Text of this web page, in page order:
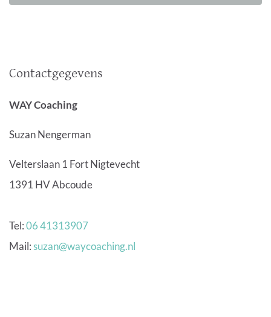
Contactgegevens
WAY Coaching
Suzan Nengerman
Velterslaan 1 Fort Nigtevecht
1391 HV Abcoude
Tel:06 41313907
Mail:suzan@waycoaching.nl